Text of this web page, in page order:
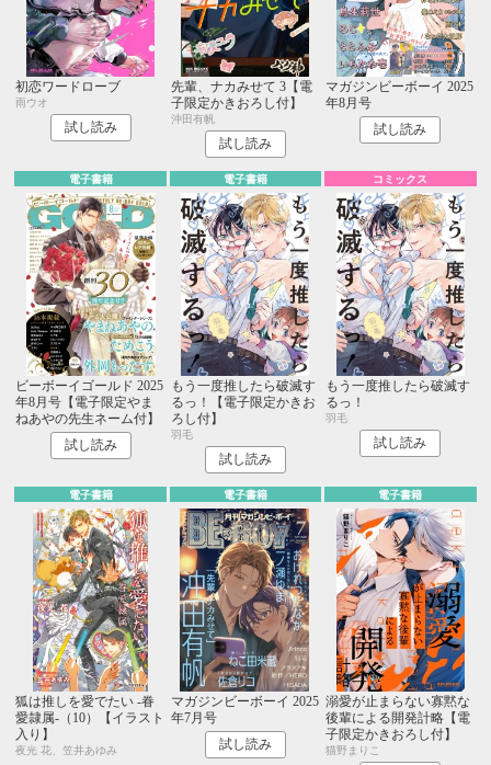
初恋ワードローブ
雨ウオ
試し読み
先輩、ナカみせて 3【電
子限定かきおろし付】
沖田有帆
試し読み
マガジンビーボーイ 2025
年8月号
試し読み
電子書籍
ビーボーイゴールド 2025
年8月号【電子限定やま
ねあやの先生ネーム付】
試し読み
電子書籍
もう一度推したら破滅す
るっ！【電子限定かきお
ろし付】
羽毛
試し読み
コミックス
もう一度推したら破滅す
るっ！
羽毛
試し読み
電子書籍
狐は推しを愛でたい -眷
愛隷属-（10）【イラスト
入り】
夜光 花、笠井あゆみ
電子書籍
マガジンビーボーイ 2025
年7月号
試し読み
電子書籍
溺愛が止まらない寡黙な
後輩による開発計略【電
子限定かきおろし付】
猫野まりこ